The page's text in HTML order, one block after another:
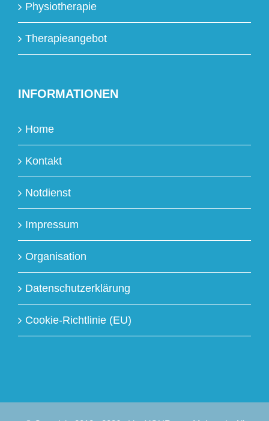
Physiotherapie
Therapieangebot
INFORMATIONEN
Home
Kontakt
Notdienst
Impressum
Organisation
Datenschutzerklärung
Cookie-Richtlinie (EU)